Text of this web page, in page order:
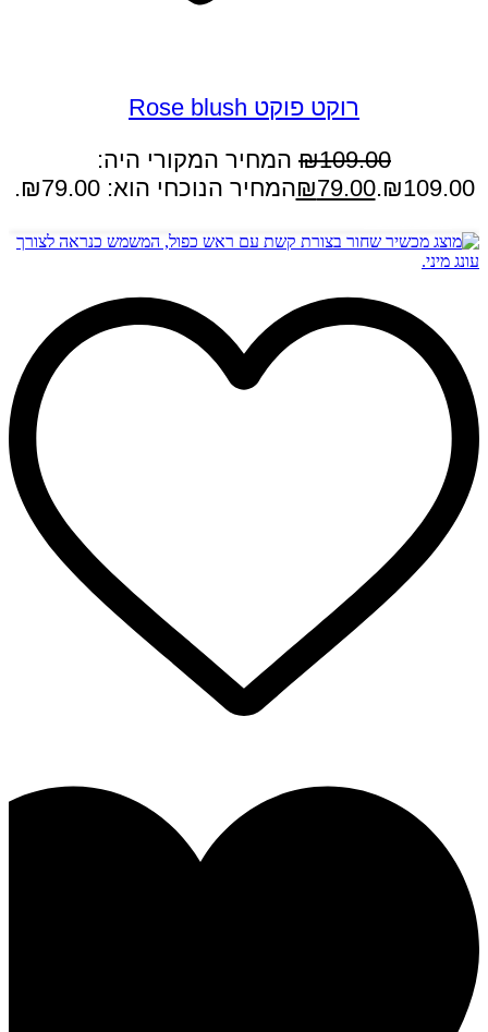
רוקט פוקט Rose blush
₪109.00
המחיר המקורי היה:
₪109.00.
₪79.00 המחיר הנוכחי הוא: ₪79.00.